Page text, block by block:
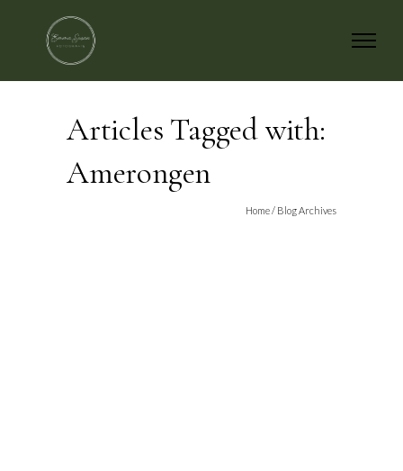
Articles Tagged with:
Amerongen
Home/ Blog Archives